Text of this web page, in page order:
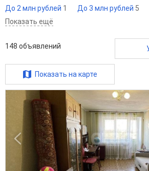
До 2 млн рублей 1 До 3 млн рублей 5
Показать ещё
148 объявлений
Показать на карте